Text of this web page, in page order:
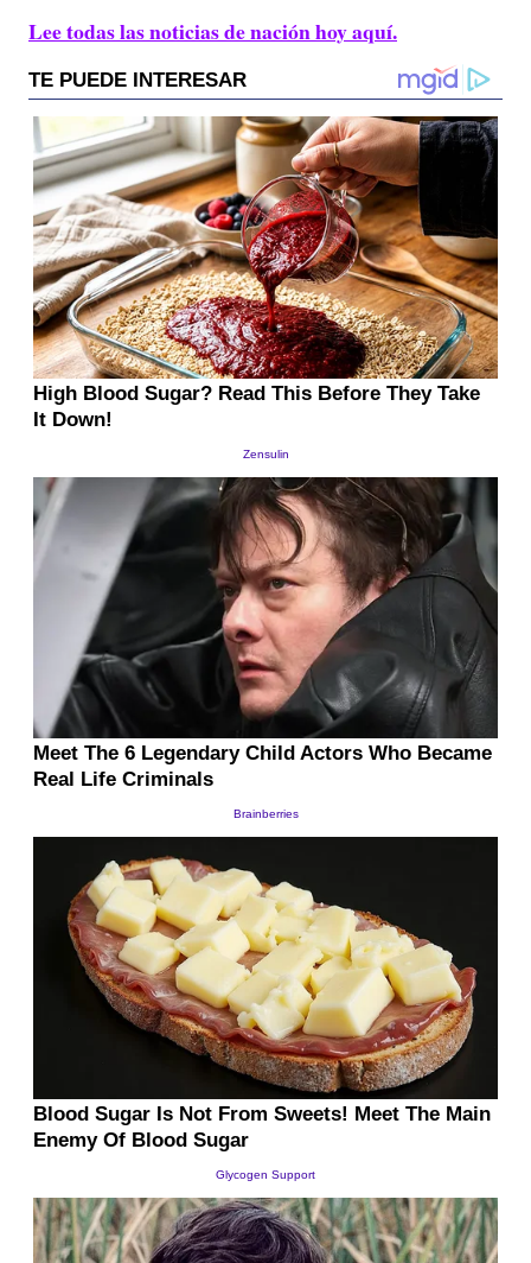
Lee todas las noticias de nación hoy aquí.